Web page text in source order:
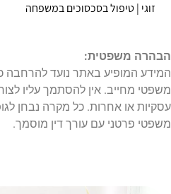
זוגי | טיפול בסכסוכים במשפחה
הבהרה משפטית:
המידע המופיע באתר נועד להרחבה
משפטי מחייב. אין להסתמך עליו
עסקיות או אחרות. כל מקרה נבחן
משפטי פרטני עם עורך דין מוסמך.